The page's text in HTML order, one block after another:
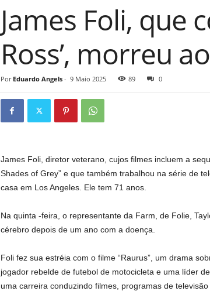
James Foli, que
Ross’, morreu
Por Eduardo Angels- 9 Maio 2025 89 0
James Foli, diretor veterano, cujos filmes incluem a
Shades of Grey” e que também trabalhou na série de
casa em Los Angeles. Ele tem 71 anos.
Na quinta -feira, o representante da Farm, de Folie,
cérebro depois de um ano com a doença.
Foli fez sua estréia com o filme “Raurus”, um drama
jogador rebelde de futebol de motocicleta e uma líder
uma carreira conduzindo filmes, programas de